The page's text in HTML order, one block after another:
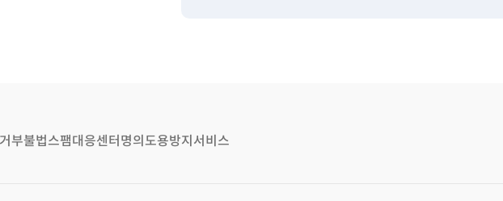
부불법스팸대응센터 명의도용방지서비스